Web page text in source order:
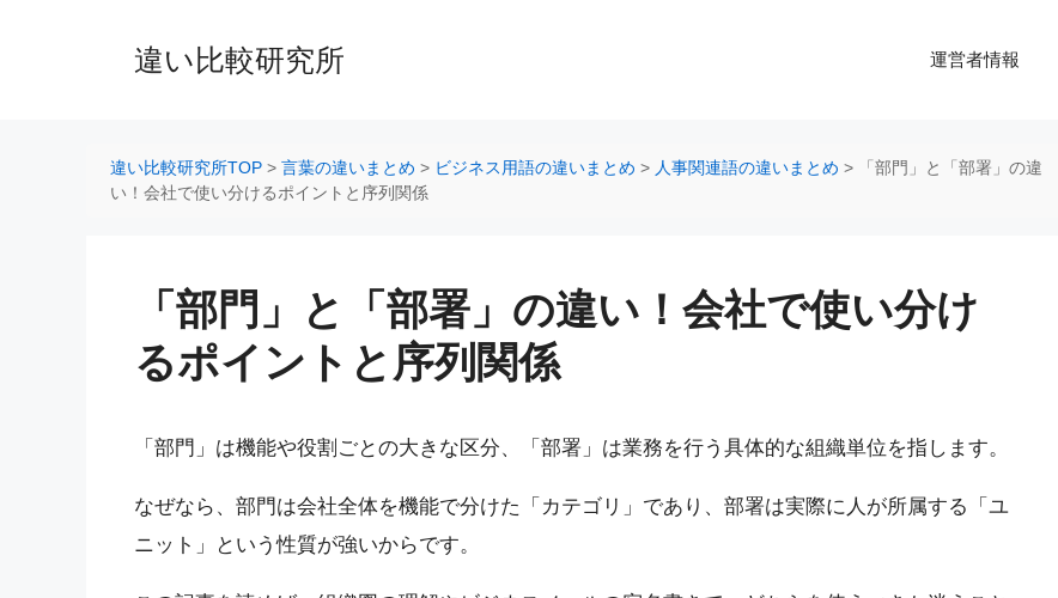
違い比較研究所 運営者情報
違い比較研究所TOP > 言葉の違いまとめ > ビジネス用語の違いまとめ > 人事関連語の違いまとめ >
「部門」と「部署」の違
い！会社で使い分けるポイントと序列関係
「部門」と「部署」の違い！会社で使い分け
るポイントと序列関係
「部門」は機能や役割ごとの大きな区分、「部署」は業務を行う具体的な組織単位を指します。
なぜなら、部門は会社全体を機能で分けた「カテゴリ」であり、部署は実際に人が所属する「ユ
ニット」という性質が強いからです。